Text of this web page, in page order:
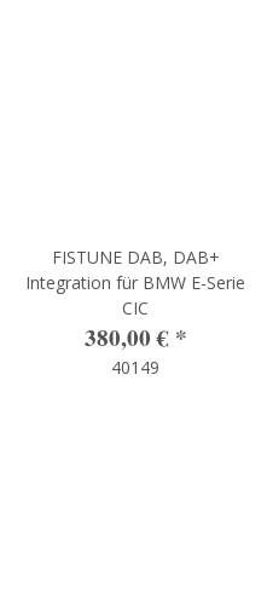
FISTUNE DAB, DAB+
Integration für BMW E-Serie
CIC
380,00 € *
40149